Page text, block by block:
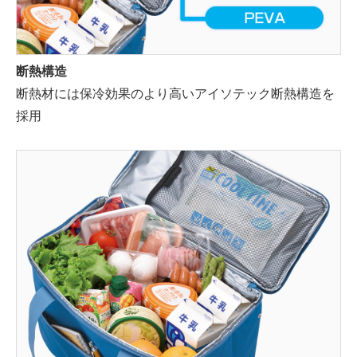
断熱構造
断熱材には保冷効果のより高いアイソテック断熱構造を
採用